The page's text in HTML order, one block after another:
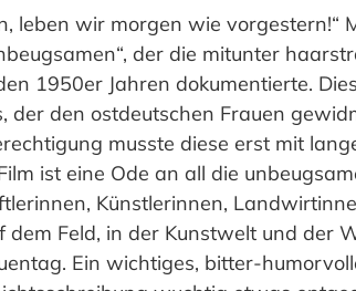
leben wir morgen wie vorgestern!“
der die mitunter
1950er Jahren dokumentierte.
der den ostdeutschen Frauen
musste diese erst mit
ist eine Ode an all die
Künstlerinnen,
Feld, in der Kunstwelt und der
Ein wichtiges, bitter-